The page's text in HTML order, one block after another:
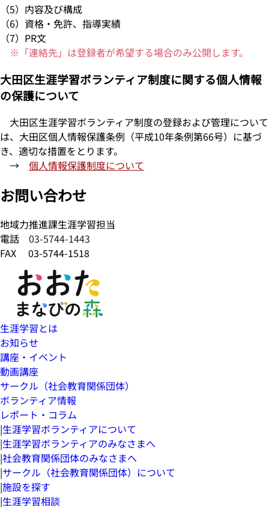
（5）内容及び構成
（6）資格・免許、指導実績
（7）PR文
※「連絡先」は登録者が希望する場合のみ公開します。
大田区生涯学習ボランティア制度に関する個人情報
の保護について
大田区生涯学習ボランティア制度の登録および管理について
は、大田区個人情報保護条例（平成10年条例第66号）に基づ
き、適切な措置をとります。
→ 個人情報保護制度について
お問い合わせ
地域力推進課生涯学習担当
電話 03-5744-1443
FAX 03-5744-1518
生涯学習とは
お知らせ
講座・イベント
動画講座
サークル（社会教育関係団体）
ボランティア情報
レポート・コラム
|生涯学習ボランティアについて
|生涯学習ボランティアのみなさまへ
|社会教育関係団体のみなさまへ
|サークル（社会教育関係団体）について
|施設を探す
|生涯学習相談